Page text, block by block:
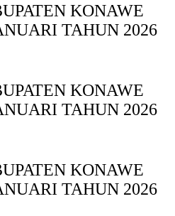
KONAWE
TAHUN 2026
KONAWE
TAHUN 2026
KONAWE
TAHUN 2026